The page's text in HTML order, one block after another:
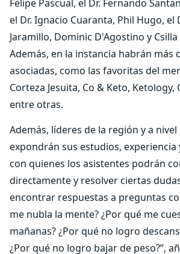
Felipe Pascual, el Dr. Fernando
el Dr. Ignacio Cuaranta, Phil Hugo, el
Jaramillo, Dominic D'Agostino y
Además, en la instancia habrán más
asociadas, como las favoritas del
Corteza Jesuita, Co & Keto, Ketology,
entre otras.
Además, líderes de la región y a
expondrán sus estudios,
con quienes los asistentes podrán
directamente y resolver ciertas
encontrar respuestas a preguntas
me nubla la mente? ¿Por qué me
mañanas? ¿Por qué no logro
¿Por qué no logro bajar de peso?”,